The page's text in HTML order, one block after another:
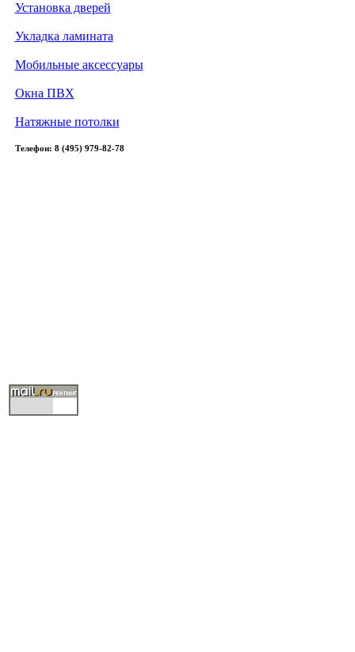
Установка дверей
Укладка ламината
Мобильные аксессуары
Окна ПВХ
Натяжные потолки
Телефон: 8 (495) 979-82-78